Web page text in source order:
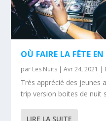
OÙ FAIRE LA FÊTE EN
par Les Nuits |Avr 24, 2021 |
Très apprécié des jeunes
trip version boites de nuit
LIRE LA SUITE